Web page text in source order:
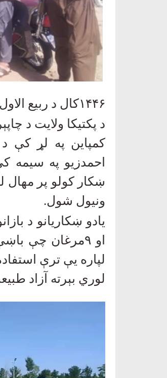
۱۴۴۶کال د ربیع الاول۲۸مه/ پکتیکا
د پکتیکا ولایت د
کمپاین په لړ کې د
احمدزيو په سيمه
ښکار کولو پر مهال
ونیول شول.
یادو ښکاریانو د
او۹مرغان چې
لپاره یې ترې
لوري بېرته آزاد